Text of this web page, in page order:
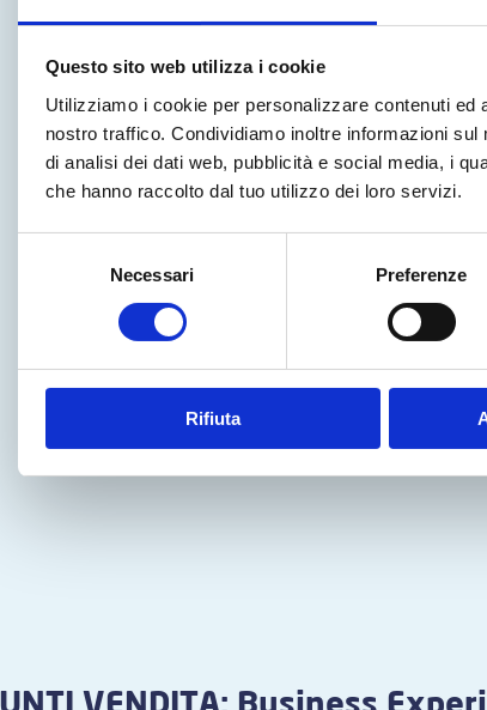
Questo sito web utilizza i cookie
Utilizziamo i cookie per personalizzare contenuti
nostro traffico. Condividiamo inoltre informazioni
di analisi dei dati web, pubblicità e social media, i
che hanno raccolto dal tuo utilizzo dei loro servizi.
Necessari Preferenze
Rifiuta
VENDITA: Business